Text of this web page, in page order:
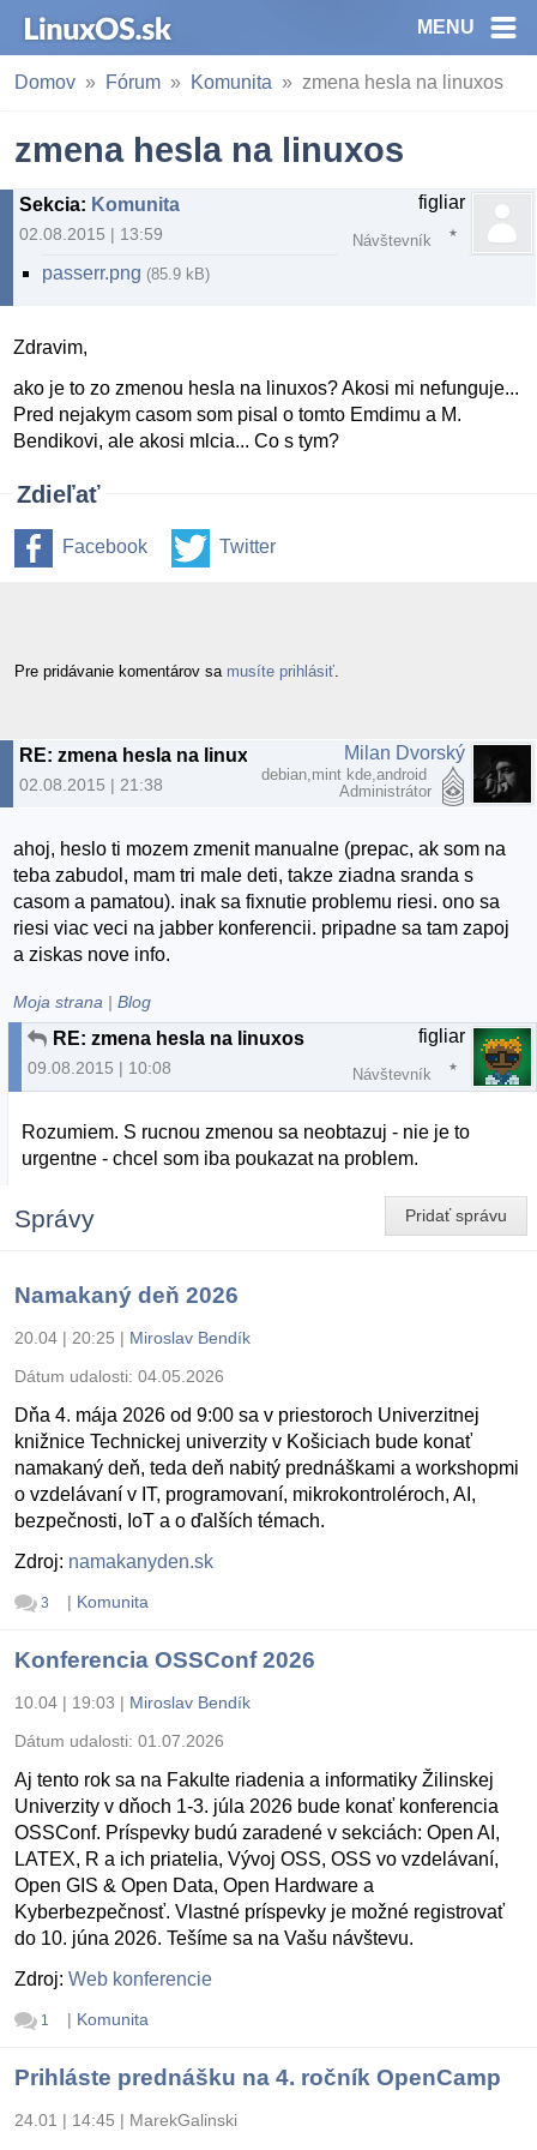
MENU
Domov Fórum Komunita zmena hesla na linuxos
zmena hesla na linuxos
Sekcia: Komunita
02.08.2015 | 13:59
figliar
Návštevník
passerr.png (85.9 kB)
Zdravim,
ako je to zo zmenou hesla na linuxos? Akosi mi nefunguje...
Pred nejakym casom som pisal o tomto Emdimu a M.
Bendikovi, ale akosi mlcia... Co s tym?
Zdieľať
Facebook Twitter
Pre pridávanie komentárov sa musíte prihlásiť
RE: zmena hesla na linuxos
02.08.2015 | 21:38
Milan Dvorský
debian,mint kde,android
Administrátor
ahoj, heslo ti mozem zmenit manualne (prepac, ak som na
teba zabudol, mam tri male deti, takze ziadna sranda s
casom a pamatou). inak sa fixnutie problemu riesi. ono sa
riesi viac veci na jabber konferencii. pripadne sa tam zapoj
a ziskas nove info.
Moja strana |Blog
RE: zmena hesla na linuxos
09.08.2015 | 10:08
figliar
Návštevník
Rozumiem. S rucnou zmenou sa neobtazuj - nie je to
urgentne - chcel som iba poukazat na problem.
Pridať správu
Správy
Namakaný deň 2026
20.04 | 20:25 | Miroslav Bendík
Dátum udalosti: 04.05.2026
Dňa 4. mája 2026 od 9:00 sa v priestoroch Univerzitnej
knižnice Technickej univerzity v Košiciach bude konať
namakaný deň, teda deň nabitý prednáškami a workshopmi
o vzdelávaní v IT, programovaní, mikrokontroléroch, AI,
bezpečnosti, IoT a o ďalších témach.
Zdroj: namakanyden.sk
3 | Komunita
Konferencia OSSConf 2026
10.04 | 19:03 | Miroslav Bendík
Dátum udalosti: 01.07.2026
Aj tento rok sa na Fakulte riadenia a informatiky Žilinskej
Univerzity v dňoch 1-3. júla 2026 bude konať konferencia
OSSConf. Príspevky budú zaradené v sekciách: Open AI,
LATEX, R a ich priatelia, Vývoj OSS, OSS vo vzdelávaní,
Open GIS & Open Data, Open Hardware a
Kyberbezpečnosť. Vlastné príspevky je možné registrovať
do 10. júna 2026. Tešíme sa na Vašu návštevu.
Zdroj: Web konferencie
1 | Komunita
Prihláste prednášku na 4. ročník OpenCamp
24.01 | 14:45 | MarekGalinski